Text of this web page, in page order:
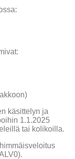
käsittelyn ja
1.1.2025
tai kolikoilla.